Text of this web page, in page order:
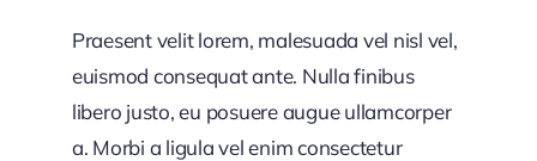
Praesent velit lorem, malesuada vel nisl vel,
euismod consequat ante. Nulla finibus
libero justo, eu posuere augue ullamcorper
a. Morbi a ligula vel enim consectetur